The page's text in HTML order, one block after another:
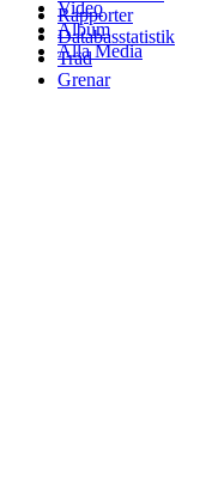
Video
Album
Alla Media
Rapporter
Databasstatistik
Träd
Grenar